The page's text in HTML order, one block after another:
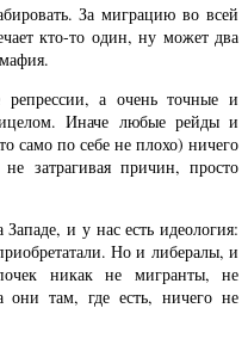
За миграцию во всей
кто-то один, ну может два
а очень точные и
Иначе любые рейды и
само по себе не плохо) ничего
затрагивая причин, просто
и у нас есть идеология:
Но и либералы, и
никак не мигранты, не
там, где есть, ничего не